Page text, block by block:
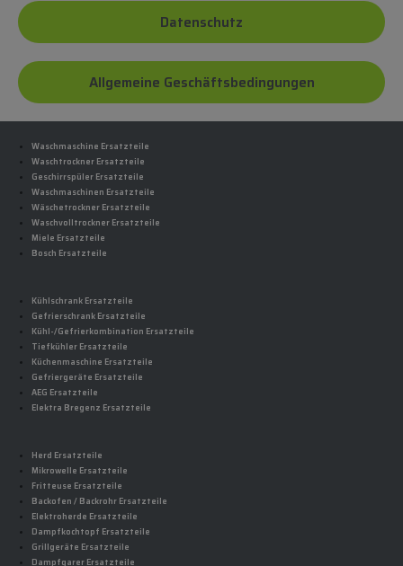
Datenschutz
Allgemeine Geschäftsbedingungen
Waschmaschine Ersatzteile
Waschtrockner Ersatzteile
Geschirrspüler Ersatzteile
Waschmaschinen Ersatzteile
Wäschetrockner Ersatzteile
Waschvolltrockner Ersatzteile
Miele Ersatzteile
Bosch Ersatzteile
Kühlschrank Ersatzteile
Gefrierschrank Ersatzteile
Kühl-/Gefrierkombination Ersatzteile
Tiefkühler Ersatzteile
Küchenmaschine Ersatzteile
Gefriergeräte Ersatzteile
AEG Ersatzteile
Elektra Bregenz Ersatzteile
Herd Ersatzteile
Mikrowelle Ersatzteile
Fritteuse Ersatzteile
Backofen / Backrohr Ersatzteile
Elektroherde Ersatzteile
Dampfkochtopf Ersatzteile
Grillgeräte Ersatzteile
Dampfgarer Ersatzteile